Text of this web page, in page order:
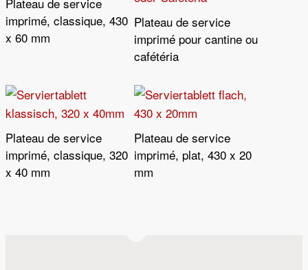
imprimé, classique, 430
x 60 mm
Lire La Suite
Plateau de service
imprimé pour cantine ou
cafétéria
Lire La Suite
Plateau de service
imprimé, classique, 320
x 40 mm
Lire La Suite
Plateau de service
imprimé, plat, 430 x 20
mm